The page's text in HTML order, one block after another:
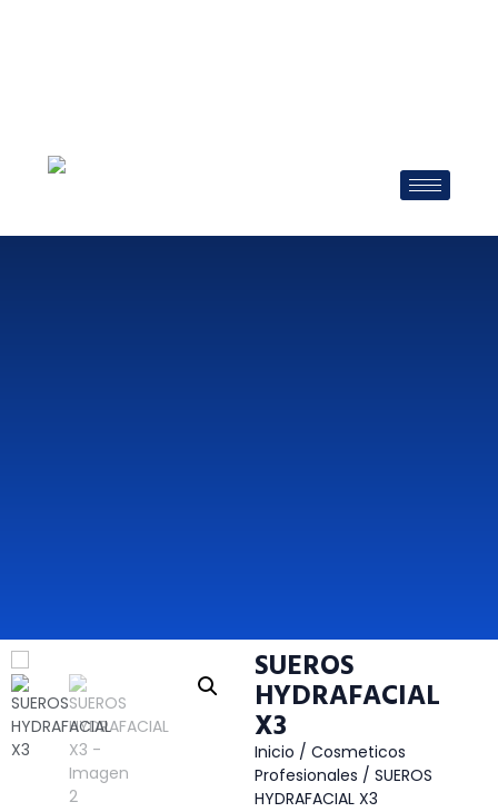
SUEROS
HYDRAFACIAL
X3
Inicio / Cosmeticos
Profesionales / SUEROS
HYDRAFACIAL X3